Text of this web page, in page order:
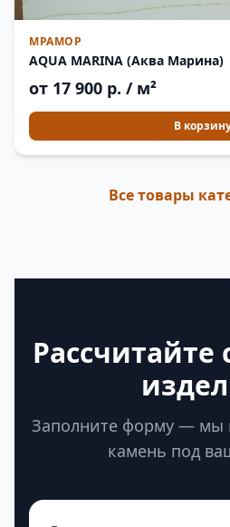
МРАМОР
AQUA MARINA (Аква Марина)
от 17 900 р. / м²
В
Все товары
Рассчитайте
Заполните форму — мы
камень под